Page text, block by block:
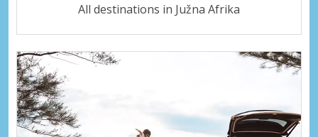
All destinations in Južna Afrika